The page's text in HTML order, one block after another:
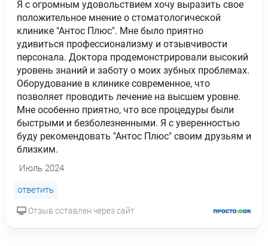
Я с огромным удовольствием хочу выразить свое
положительное мнение о стоматологической
клинике "Антос Плюс". Мне было приятно
удивиться профессионализму и отзывчивости
персонала. Доктора продемонстрировали высокий
уровень знаний и заботу о моих зубных проблемах.
Оборудование в клинике современное, что
позволяет проводить лечение на высшем уровне.
Мне особенно приятно, что все процедуры были
быстрыми и безболезненными. Я с уверенностью
буду рекомендовать "Антос Плюс" своим друзьям и
близким.
Июль 2024
ответить
Отзыв оставлен через сайт